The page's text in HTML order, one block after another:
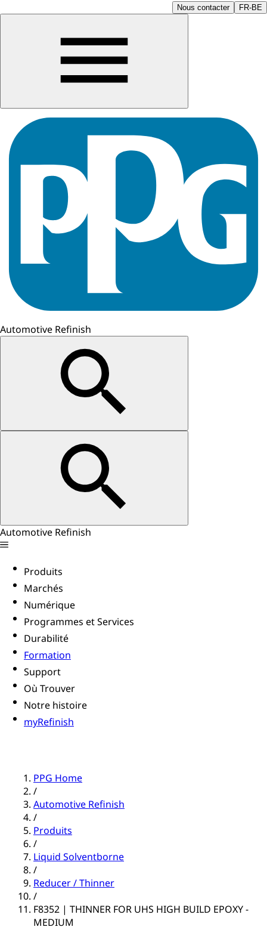
Nous contacter FR-BE
Automotive Refinish
Automotive Refinish
Produits
Marchés
Numérique
Programmes et Services
Durabilité
Formation
Support
Où Trouver
Notre histoire
myRefinish
PPG Home
/
Automotive Refinish
/
Produits
/
Liquid Solventborne
/
Reducer / Thinner
/
F8352 | THINNER FOR UHS HIGH BUILD EPOXY -
MEDIUM